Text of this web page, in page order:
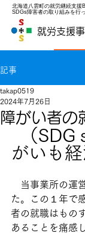
北海道八雲町の就労継続支援
SDGs障害者の取り組みを行
就労支援
記事
障がい者
takap0519
2024年7月26日
（
がいも経
当事業所の運
た。この１年で
者の就職はもの
あることを痛感